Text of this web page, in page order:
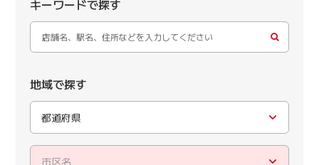
キーワードで探す
地域で探す
都道府県
市区名